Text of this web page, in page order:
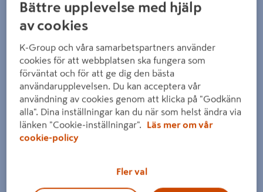
Bättre upplevelse med hjälp
av cookies
K-Group och våra samarbetspartners använder
cookies för att webbplatsen ska fungera som
förväntat och för att ge dig den bästa
användarupplevelsen. Du kan acceptera vår
användning av cookies genom att klicka på "Godkänn
alla". Dina inställningar kan du när som helst ändra via
länken "Cookie-inställningar".
Läs mer om vår
cookie-policy
Fler val